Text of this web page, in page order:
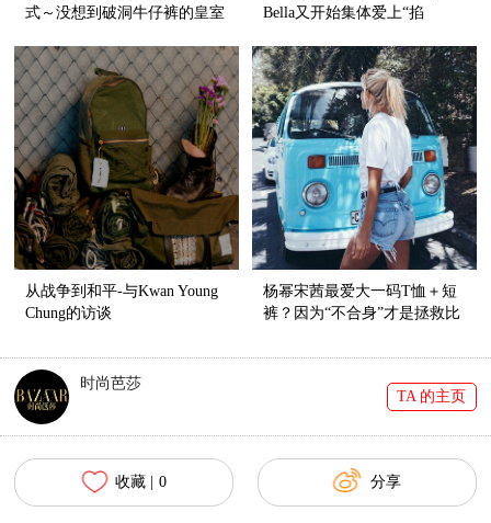
式～没想到破洞牛仔裤的皇室
Bella又开始集体爱上“掐
从战争到和平-与Kwan Young
Chung的访谈
杨幂宋茜最爱大一码T恤＋短
裤？因为“不合身”才是拯救比
时尚芭莎
TA 的主页
收藏 | 0 分享